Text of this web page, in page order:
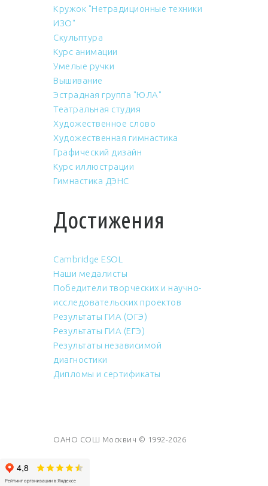
Кружок "Нетрадиционные техники
ИЗО"
Скульптура
Курс анимации
Умелые ручки
Вышивание
Эстрадная группа "ЮЛА"
Театральная студия
Художественное слово
Художественная гимнастика
Графический дизайн
Курс иллюстрации
Гимнастика ДЭНС
Достижения
Cambridge ESOL
Наши медалисты
Победители творческих и научно-
исследовательских проектов
Результаты ГИА (ОГЭ)
Результаты ГИА (ЕГЭ)
Результаты независимой
диагностики
Дипломы и сертификаты
ОАНО СОШ Москвич © 1992-2026